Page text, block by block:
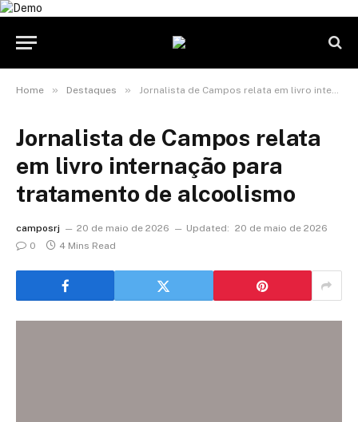
Home » Destaques » Jornalista de Campos relata em livro internação para tratamento de alcoolismo
Jornalista de Campos relata
em livro internação para
tratamento de alcoolismo
camposrj 20 de maio de 2026 Updated: 20 de maio de 2026
0
4 Mins Read